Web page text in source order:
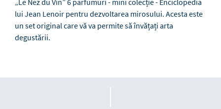
„Le Nez du Vin” 6 parfumuri - mini colecție - Enciclopedia
lui Jean Lenoir pentru dezvoltarea mirosului. Acesta este
un set original care vă va permite să învățați arta
degustării.